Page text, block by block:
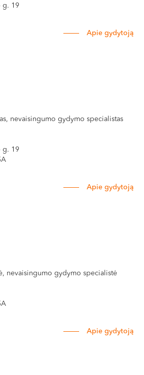
g. 19
Apie gydytoją
nevaisingumo gydymo specialistas
g. 19
Apie gydytoją
nevaisingumo gydymo specialistė
Apie gydytoją